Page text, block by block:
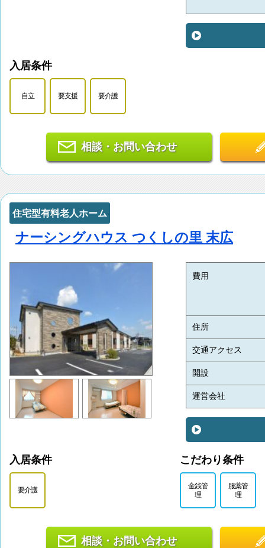
入居条件
自立 要支援 要介護
相談・お問い合わせ
住宅型有料老人ホーム
ナーシングハウス つくしの里 末広
費用
住所
交通アクセス
開設
運営会社
入居条件
要介護
こだわり条件
金銭管
理
服薬管
理
相談・お問い合わせ